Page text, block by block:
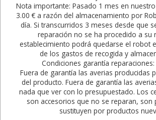
Nota importante: Pasado 1 mes en
3.00 € a razón del almacenamiento por
día. Si transcurridos 3 meses desde que
reparación no se ha procedido a su
establecimiento podrá quedarse el robot
de los gastos de recogida y
Condiciones garantía
Fuera de garantía las averias producidas
del producto. Fuera de garantía las
nada que ver con lo presupuestado. Los
son accesorios que no se reparan, son
sustituyen por productos